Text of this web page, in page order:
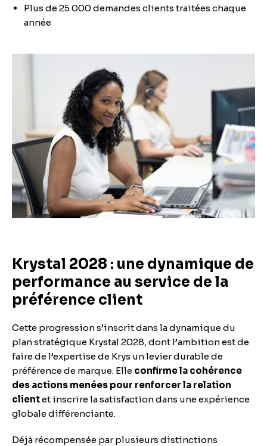
Plus de 25 000 demandes clients traitées chaque
année
Krystal 2028 : une dynamique de
performance au service de la
préférence client
Cette progression s’inscrit dans la dynamique du
plan stratégique Krystal 2028, dont l’ambition est de
faire de l’expertise de Krys un levier durable de
préférence de marque. Elle confirme la cohérence
des actions menées pour renforcer la relation
clientet inscrire la satisfaction dans une expérience
globale différenciante.
Déjà récompensée par plusieurs distinctions